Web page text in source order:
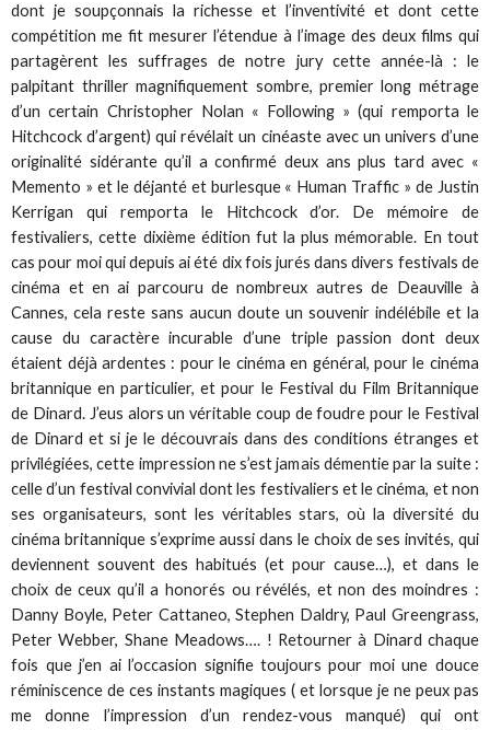
dont je soupçonnais la richesse et l’inventivité et dont cette
compétition me fit mesurer l’étendue à l’image des deux films qui
partagèrent les suffrages de notre jury cette année-là : le
palpitant thriller magnifiquement sombre, premier long métrage
d’un certain Christopher Nolan « Following » (qui remporta le
Hitchcock d’argent) qui révélait un cinéaste avec un univers d’une
originalité sidérante qu’il a confirmé deux ans plus tard avec «
Memento » et le déjanté et burlesque « Human Traffic » de Justin
Kerrigan qui remporta le Hitchcock d’or. De mémoire de
festivaliers, cette dixième édition fut la plus mémorable. En tout
cas pour moi qui depuis ai été dix fois jurés dans divers festivals de
cinéma et en ai parcouru de nombreux autres de Deauville à
Cannes, cela reste sans aucun doute un souvenir indélébile et la
cause du caractère incurable d’une triple passion dont deux
étaient déjà ardentes : pour le cinéma en général, pour le cinéma
britannique en particulier, et pour le Festival du Film Britannique
de Dinard. J’eus alors un véritable coup de foudre pour le Festival
de Dinard et si je le découvrais dans des conditions étranges et
privilégiées, cette impression ne s’est jamais démentie par la suite :
celle d’un festival convivial dont les festivaliers et le cinéma, et non
ses organisateurs, sont les véritables stars, où la diversité du
cinéma britannique s’exprime aussi dans le choix de ses invités, qui
deviennent souvent des habitués (et pour cause…), et dans le
choix de ceux qu’il a honorés ou révélés, et non des moindres :
Danny Boyle, Peter Cattaneo, Stephen Daldry, Paul Greengrass,
Peter Webber, Shane Meadows…. ! Retourner à Dinard chaque
fois que j’en ai l’occasion signifie toujours pour moi une douce
réminiscence de ces instants magiques ( et lorsque je ne peux pas
me donne l’impression d’un rendez-vous manqué) qui ont